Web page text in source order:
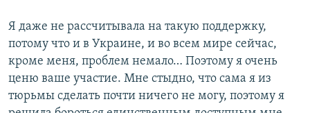
Я даже не рассчитывала на такую поддержку,
потому что и в Украине, и во всем мире сейчас,
кроме меня, проблем немало… Поэтому я очень
ценю ваше участие. Мне стыдно, что сама я из
тюрьмы сделать почти ничего не могу, поэтому я